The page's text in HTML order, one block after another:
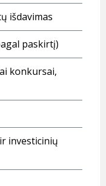
išdavimas
paskirtį)
konkursai,
investicinių